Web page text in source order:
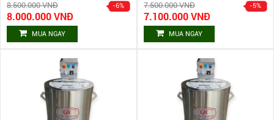
8.500.000 VNĐ
8.000.000 VNĐ
MUA NGAY
7.500.000 VNĐ
7.100.000 VNĐ
MUA NGAY